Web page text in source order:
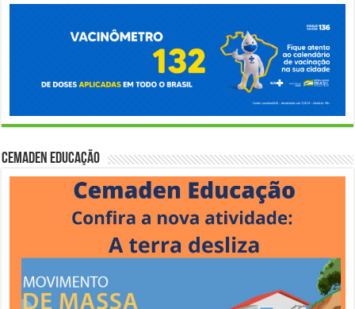
Cemaden Educação